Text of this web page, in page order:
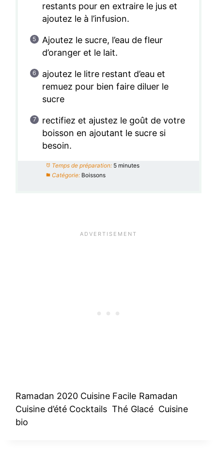
restants pour en extraire le jus et
ajoutez le à l’infusion.
Ajoutez le sucre, l’eau de fleur
d’oranger et le lait.
ajoutez le litre restant d’eau et
remuez pour bien faire diluer le
sucre
rectifiez et ajustez le goût de votre
boisson en ajoutant le sucre si
besoin.
Temps de préparation: 5 minutes
Catégorie: Boissons
Ramadan 2020 Cuisine Facile Ramadan
Cuisine d’été Cocktails Thé Glacé Cuisine
bio